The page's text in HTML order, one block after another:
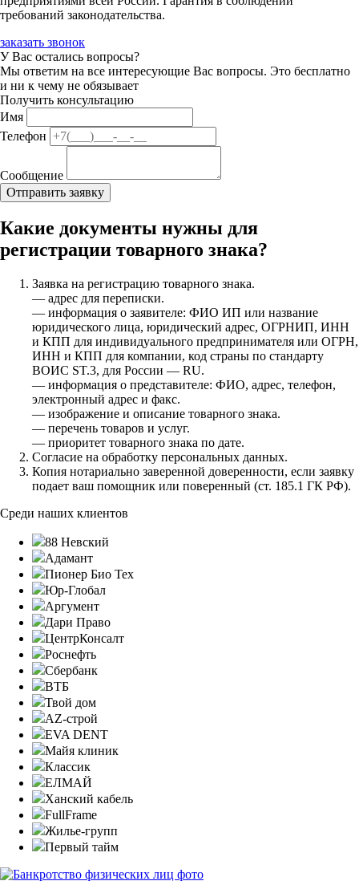
требований законодательства.
заказать звонок
У Вас остались вопросы?
Мы ответим на все интересующие Вас вопросы. Это бесплатно
и ни к чему не обязывает
Получить консультацию
Имя
Телефон
Сообщение
Какие документы нужны для
регистрации товарного знака?
Заявка на регистрацию товарного знака.
— адрес для переписки.
— информация о заявителе: ФИО ИП или название
юридического лица, юридический адрес, ОГРНИП, ИНН
и КПП для индивидуального предпринимателя или ОГРН,
ИНН и КПП для компании, код страны по стандарту
ВОИС ST.3, для России — RU.
— информация о представителе: ФИО, адрес, телефон,
электронный адрес и факс.
— изображение и описание товарного знака.
— перечень товаров и услуг.
— приоритет товарного знака по дате.
Согласие на обработку персональных данных.
Копия нотариально заверенной доверенности, если заявку
подает ваш помощник или поверенный (ст. 185.1 ГК РФ).
Среди наших клиентов
88 Невский
Адамант
Пионер Био Тех
Юр-Глобал
Аргумент
Дари Право
ЦентрКонсалт
Роснефть
Сбербанк
ВТБ
Твой дом
AZ-строй
EVA DENT
Майя клиник
Классик
ЕЛМАЙ
Ханский кабель
FullFrame
Жилье-групп
Первый тайм